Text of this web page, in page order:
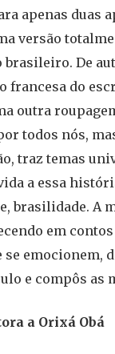
apenas duas
versão
De
francesa do
outra
todos nós,
traz temas
a essa
brasilidade. A
em
se emocionem,
e compôs as
a Orixá Obá